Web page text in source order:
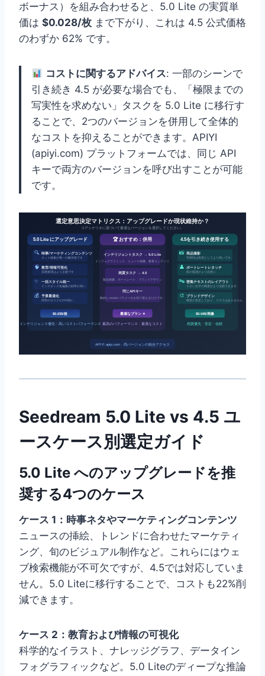
ボーナス）を組み合わせると、5.0 Lite の実質単
価は $0.028/枚 まで下がり、これは 4.5 公式価格
のわずか 62% です。
コストに関するアドバイス: 一部のシーンで
引き続き 4.5 が必要な場合でも、「極限までの
写実性を求めない」タスクを 5.0 Lite に移行す
ることで、2つのバージョンを併用して全体的
なコストを抑えることができます。APIYI
(apiyi.com) プラットフォームでは、同じ API
キーで両方のバージョンを呼び出すことが可能
です。
選定意思決定マトリクス：アップグレードか現状維持か？
コアシナリオに基づいて最適なバージョンを選択してください。
5.0 Lite にアップグレード
🔍 時事/マーケティングコンテンツ
ネット検索が唯一の解決策です
🧠 教育/情報可視化
深度推理はより正確です
✨ 一括スタイル統一
インスタンス化編集の効率が高い
💰 予算最適化
同等のタスクが22%安い
$0.035/枚
インテリジェンス優先・高いコストパフォーマンス
🏆 おすすめ：併用
インテリジェントタスク → 5.0 Lite
インフォグラフィック、ニュース画像、教育コンテンツ
画質タスク → 4.5
製品画像、ポートレート、ブランドデザイン
同じAPIキー
動的に model パラメータを切り替えるだけです。
最適なプラン ⭐
最高のパフォーマンス · 最適なコスト
4.5を引き続き使用する
📸 商品撮影
写実性は依然としてより高いです。
👤
ポートレートレタッチ
肌の質感がより自然に
🔤 密集テキストのレイアウト
小さい文字の精度がより信頼できます。
🎨 ブランドデザイン
構造が安定しており、リスクはありません。
$0.045/画像
画質優先・安定・信頼
APIYI apiyi.com · 両バージョンの統合アクセス
Seedream 5.0 Lite vs 4.5 ユ
ースケース別選定ガイド
5.0 Lite へのアップグレードを推
奨する4つのケース
ケース 1：時事ネタやマーケティングコンテンツ
ニュースの挿絵、トレンドに合わせたマーケティ
ング、旬のビジュアル制作など。これらにはウェ
ブ検索機能が不可欠ですが、4.5では対応していま
せん。5.0 Liteに移行することで、コストも22%削
減できます。
ケース 2：教育および情報の可視化
科学的なイラスト、ナレッジグラフ、データイン
フォグラフィックなど。5.0 Liteのディープな推論